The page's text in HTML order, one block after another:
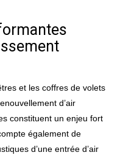
et les coffres de volets
d’air
constituent un enjeu fort
également de
d’une entrée d’air